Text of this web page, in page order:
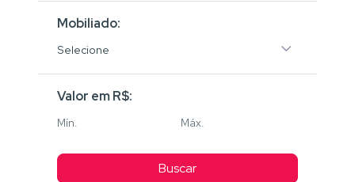
Mobiliado:
Selecione
Valor em R$:
Buscar